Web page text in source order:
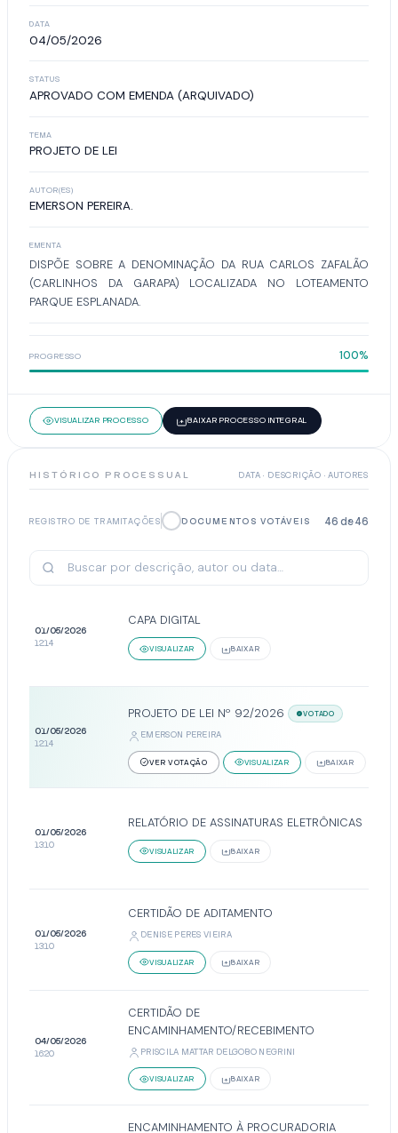
DATA
04/05/2026
STATUS
APROVADO COM EMENDA (ARQUIVADO)
TEMA
PROJETO DE LEI
AUTOR(ES)
EMERSON PEREIRA.
EMENTA
DISPÕE SOBRE A DENOMINAÇÃO DA RUA CARLOS ZAFALÃO
(CARLINHOS DA GARAPA) LOCALIZADA NO LOTEAMENTO
PARQUE ESPLANADA.
PROGRESSO 100%
VISUALIZAR PROCESSO BAIXAR PROCESSO INTEGRAL
HISTÓRICO PROCESSUAL DATA · DESCRIÇÃO · AUTORES
REGISTRO DE TRAMITAÇÕES DOCUMENTOS VOTÁVEIS 46 de46
01/05/2026
12:14
CAPA DIGITAL
VISUALIZAR BAIXAR
01/05/2026
12:14
PROJETO DE LEI Nº 92/2026 VOTADO
EMERSON PEREIRA
VER VOTAÇÃO VISUALIZAR BAIXAR
01/05/2026
13:10
RELATÓRIO DE ASSINATURAS ELETRÔNICAS
VISUALIZAR BAIXAR
01/05/2026
13:10
CERTIDÃO DE ADITAMENTO
DENISE PERES VIEIRA
VISUALIZAR BAIXAR
04/05/2026
16:20
CERTIDÃO DE
ENCAMINHAMENTO/RECEBIMENTO
PRISCILA MATTAR DELGOBO NEGRINI
VISUALIZAR BAIXAR
ENCAMINHAMENTO À PROCURADORIA